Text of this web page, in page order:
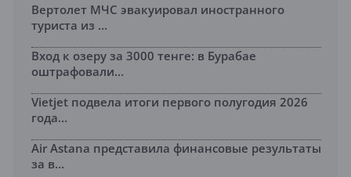
Вертолет МЧС эвакуировал иностранного
туриста из ...
Вход к озеру за 3000 тенге: в Бурабае
оштрафовали...
Vietjet подвела итоги первого полугодия 2026
года...
Air Astana представила финансовые результаты
за в...